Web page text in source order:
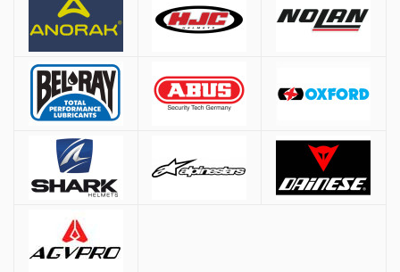
Μέγεθος Μέτρηση περιφέρειας κεφαλιού
ΧS
53-54 cm.
S
55-56 cm.
M
57-58 cm.
L
59-60 cm.
XL
61-62 cm.
XXL
3XL
Αντικαταβολή: +
1.50€
Δωρεάν μεταφορικά για παραγγελίες άνω των
* Εξαιρούνται βαριά/ογκώδη προϊόντα (π.χ. μπαγκαζιέρες), όπου η χρέωση
γίνεται βάσει βάρους ανεξαρτήτως ποσού.
Τρόποι Πληρωμής
PayPal